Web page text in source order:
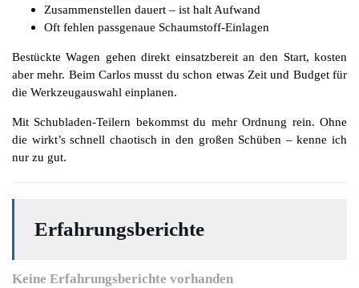
Zusammenstellen dauert – ist halt Aufwand
Oft fehlen passgenaue Schaumstoff-Einlagen
Bestückte Wagen gehen direkt einsatzbereit an den Start, kosten
aber mehr. Beim Carlos musst du schon etwas Zeit und Budget für
die Werkzeugauswahl einplanen.
Mit Schubladen-Teilern bekommst du mehr Ordnung rein. Ohne
die wirkt’s schnell chaotisch in den großen Schüben – kenne ich
nur zu gut.
Erfahrungsberichte
Keine Erfahrungsberichte vorhanden